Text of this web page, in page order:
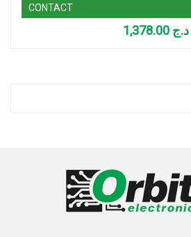
CONTACT
د.ج 1,378.00